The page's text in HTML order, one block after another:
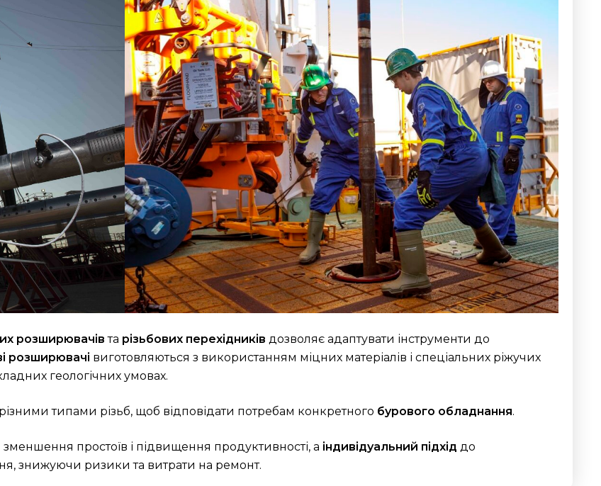
розширювачів та різьбових перехідників дозволяє адаптувати інструменти до
розширювачі виготовляються з використанням міцних матеріалів і спеціальних ріжучих
геологічних умовах.
типами різьб, щоб відповідати потребам конкретного бурового обладнання.
простоїв і підвищення продуктивності, а індивідуальний підхід до
знижуючи ризики та витрати на ремонт.